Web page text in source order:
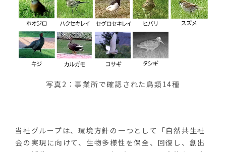
写真2：事業所で確認された鳥類14種
当社グループは、環境方針の一つとして「自然共生社
会の実現に向けて、生物多様性を保全、回復し、創出